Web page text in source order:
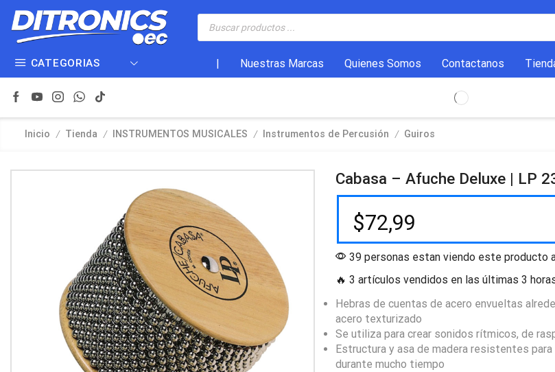
CATEGORIAS Nuestras Marcas Quienes Somos Contactanos
Inicio / Tienda / INSTRUMENTOS MUSICALES / Instrumentos de Percusión / Guiros
Cabasa – Afuche Deluxe | LP
$72,99
39 personas estan viendo este producto
🔥 3 artículos vendidos en las últimas 3
Hebras de cuentas de acero envueltas
acero texturizado
Se utiliza para crear sonidos rítmicos, de
Estructura y asa de madera resistentes para
durante mucho tiempo